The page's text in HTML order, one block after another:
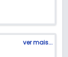
ver mais...